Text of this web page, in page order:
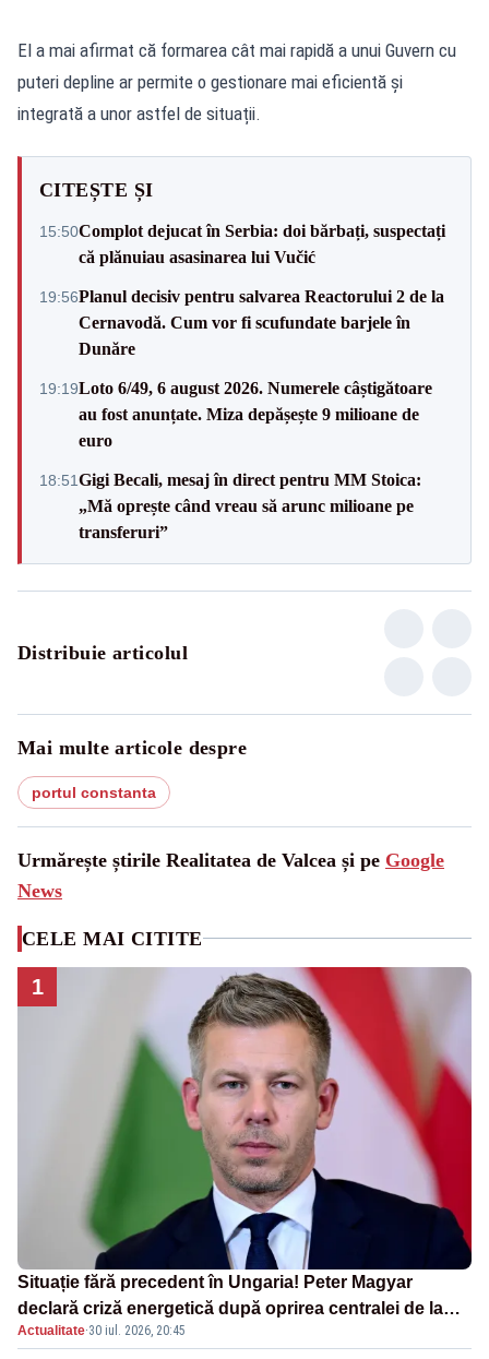
El a mai afirmat că formarea cât mai rapidă a unui Guvern cu
puteri depline ar permite o gestionare mai eficientă și
integrată a unor astfel de situații.
CITEȘTE ȘI
15:50Complot dejucat în Serbia: doi bărbați, suspectați
că plănuiau asasinarea lui Vučić
19:56Planul decisiv pentru salvarea Reactorului 2 de la
Cernavodă. Cum vor fi scufundate barjele în
Dunăre
19:19Loto 6/49, 6 august 2026. Numerele câștigătoare
au fost anunțate. Miza depășește 9 milioane de
euro
18:51Gigi Becali, mesaj în direct pentru MM Stoica:
„Mă oprește când vreau să arunc milioane pe
transferuri”
Distribuie articolul
Mai multe articole despre
portul constanta
Urmărește știrile Realitatea de Valcea și pe Google
News
CELE MAI CITITE
1
Situație fără precedent în Ungaria! Peter Magyar
declară criză energetică după oprirea centralei de la
Paks
Actualitate·30 iul. 2026, 20:45